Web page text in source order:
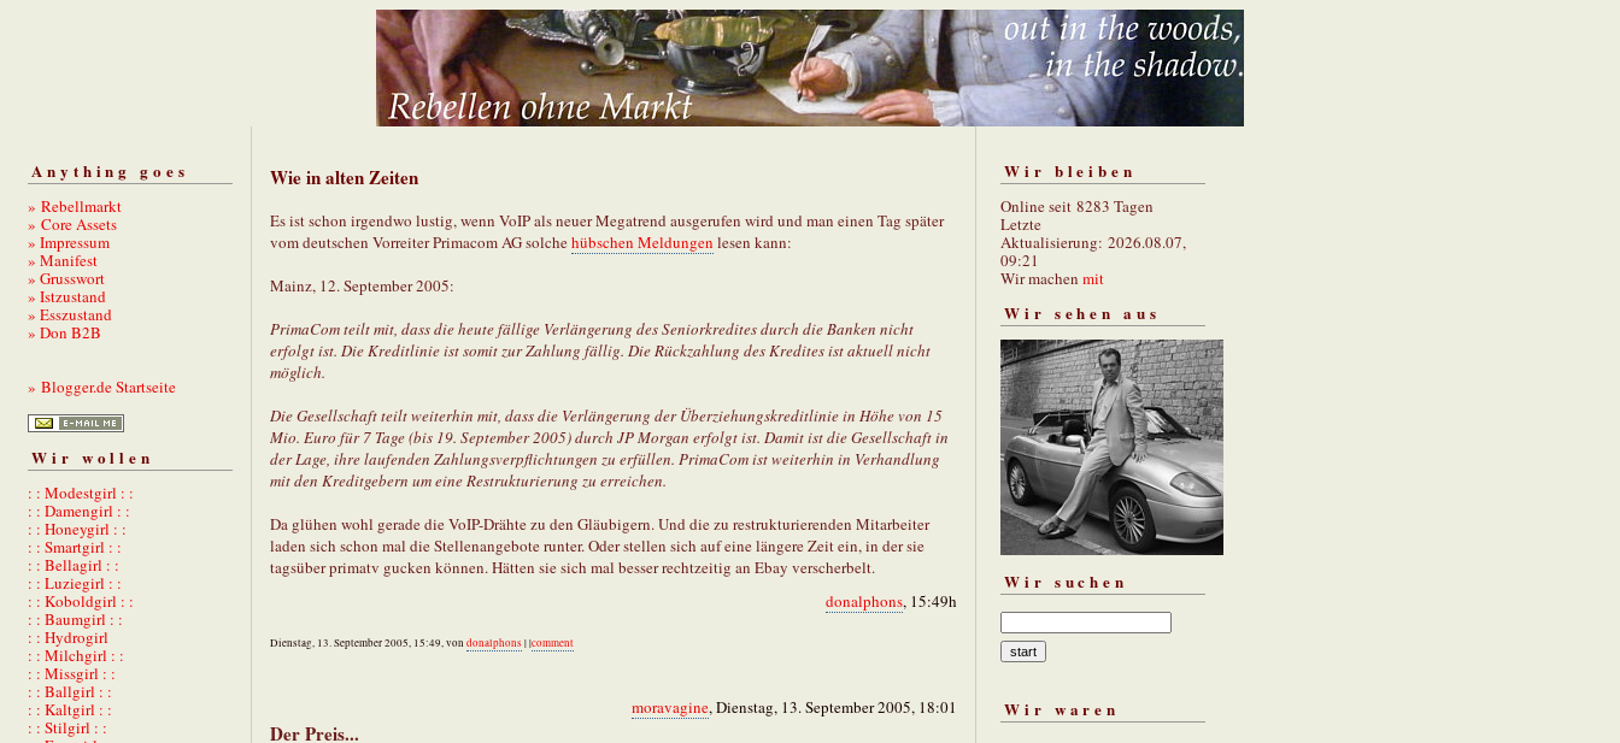
Anything goes
» Rebellmarkt
» Core Assets
» Impressum
» Manifest
» Grusswort
» Istzustand
» Esszustand
» Don B2B
» Blogger.de Startseite
Wir wollen
: : Modestgirl : :
: : Damengirl : :
: : Honeygirl : :
: : Smartgirl : :
: : Bellagirl : :
: : Luziegirl : :
: : Koboldgirl : :
: : Baumgirl : :
: : Hydrogirl
: : Milchgirl : :
: : Missgirl : :
: : Ballgirl : :
: : Kaltgirl : :
: : Stilgirl : :
Wie in alten Zeiten
Es ist schon irgendwo lustig, wenn VoIP als neuer Megatrend ausgerufen wird und man einen Tag später
vom deutschen Vorreiter Primacom AG solchehübschen Meldungen lesen kann:
Mainz, 12. September 2005:
PrimaCom teilt mit, dass die heute fällige Verlängerung des Seniorkredites durch die Banken nicht
erfolgt ist. Die Kreditlinie ist somit zur Zahlung fällig. Die Rückzahlung des Kredites ist aktuell nicht
möglich.
Die Gesellschaft teilt weiterhin mit, dass die Verlängerung der Überziehungskreditlinie in Höhe von 15
Mio. Euro für 7 Tage (bis 19. September 2005) durch JP Morgan erfolgt ist. Damit ist die Gesellschaft in
der Lage, ihre laufenden Zahlungsverpflichtungen zu erfüllen. PrimaCom ist weiterhin in Verhandlung
mit den Kreditgebern um eine Restrukturierung zu erreichen.
Da glühen wohl gerade die VoIP-Drähte zu den Gläubigern. Und die zu restrukturierenden Mitarbeiter
laden sich schon mal die Stellenangebote runter. Oder stellen sich auf eine längere Zeit ein, in der sie
tagsüber primatv gucken können. Hätten sie sich mal besser rechtzeitig an Ebay verscherbelt.
donalphons, 15:49h
Dienstag, 13. September 2005, 15:49, von donalphons | |comment
moravagine, Dienstag, 13. September 2005, 18:01
Der Preis...
Wir bleiben
Online seit 8283 Tagen
Letzte
Aktualisierung: 2026.08.07,
09:21
Wir machen mit
Wir sehen aus
Wir suchen
Wir waren